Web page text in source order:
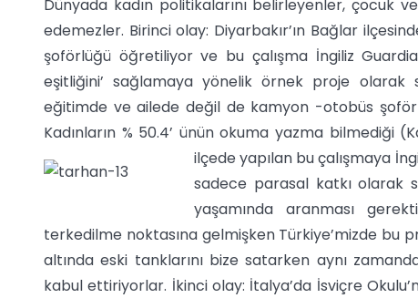
Dünyada kadın politikalarını belirleyenler, çocuk
edemezler. Birinci olay: Diyarbakır’ın Bağlar
şoförlüğü öğretiliyor ve bu çalışma İngiliz
eşitliğini’ sağlamaya yönelik örnek proje olarak
eğitimde ve ailede değil de kamyon -otobüs
Kadınların % 50.4’ ünün okuma yazma bilmediği
ilçede yapılan bu çalışmaya
sadece parasal katkı olarak
yaşamında aranması
terkedilme noktasına gelmişken Türkiye’mizde bu
altında eski tanklarını bize satarken aynı
kabul ettiriyorlar. İkinci olay: İtalya’da İsviçre